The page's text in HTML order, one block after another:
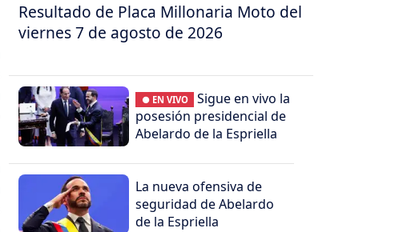
Resultado de Placa Millonaria Moto del
viernes 7 de agosto de 2026
● EN VIVO
Sigue en vivo la
posesión presidencial de
Abelardo de la Espriella
La nueva ofensiva de
seguridad de Abelardo
de la Espriella